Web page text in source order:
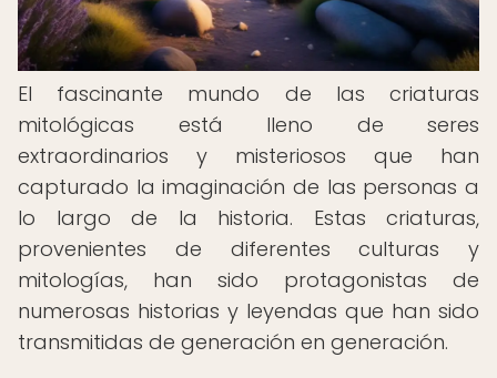
El fascinante mundo de las criaturas
mitológicas está lleno de seres
extraordinarios y misteriosos que han
capturado la imaginación de las personas a
lo largo de la historia. Estas criaturas,
provenientes de diferentes culturas y
mitologías, han sido protagonistas de
numerosas historias y leyendas que han sido
transmitidas de generación en generación.